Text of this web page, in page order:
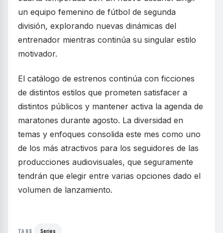
un equipo femenino de fútbol de segunda
división, explorando nuevas dinámicas del
entrenador mientras continúa su singular estilo
motivador.
El catálogo de estrenos continúa con ficciones
de distintos estilos que prometen satisfacer a
distintos públicos y mantener activa la agenda de
maratones durante agosto. La diversidad en
temas y enfoques consolida este mes como uno
de los más atractivos para los seguidores de las
producciones audiovisuales, que seguramente
tendrán que elegir entre varias opciones dado el
volumen de lanzamiento.
TAGS Series